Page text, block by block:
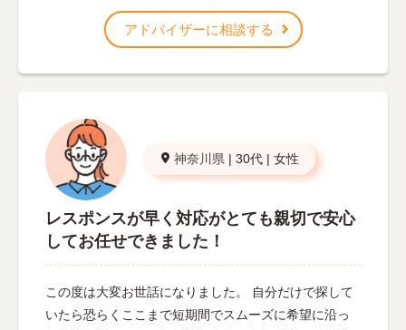
アドバイザーに相談する
神奈川県 | 30代 | 女性
レスポンスが早く対応がとても親切で安心
してお任せできました！
この度は大変お世話になりました。 自分だけで探して
いたら恐らくここまで短期間でスムーズに希望に沿っ